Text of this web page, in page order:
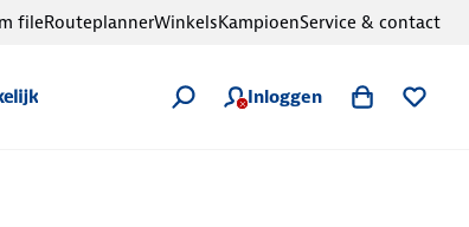
Inloggen
fileRouteplannerWinkelsKampioenService & contact